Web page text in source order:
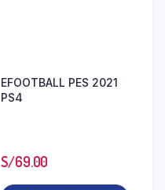
EFOOTBALL PES 2021
PS4
S/69.00